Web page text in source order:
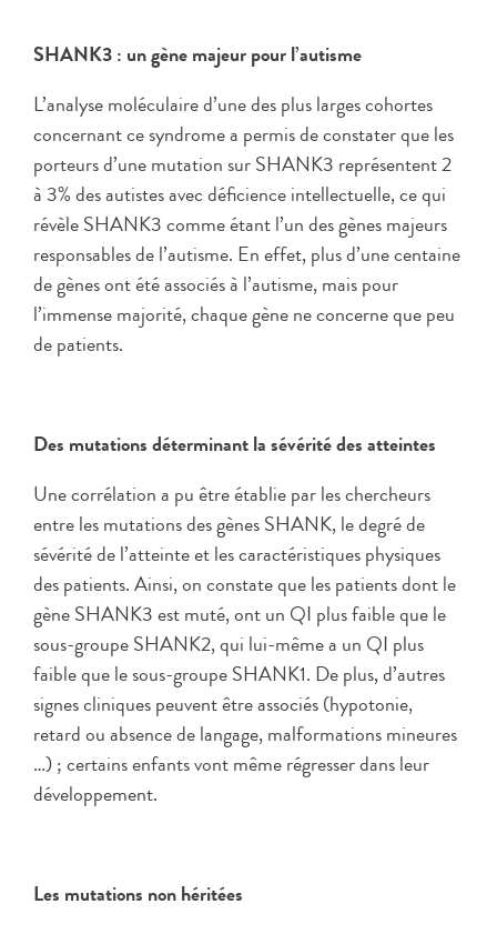
SHANK3 : un gène majeur pour l’autisme
L’analyse moléculaire d’une des plus larges cohortes
concernant ce syndrome a permis de constater que les
porteurs d’une mutation sur SHANK3 représentent 2
à 3% des autistes avec déficience intellectuelle, ce qui
révèle SHANK3 comme étant l’un des gènes majeurs
responsables de l’autisme. En effet, plus d’une centaine
de gènes ont été associés à l’autisme, mais pour
l’immense majorité, chaque gène ne concerne que peu
de patients.
Des mutations déterminant la sévérité des atteintes
Une corrélation a pu être établie par les chercheurs
entre les mutations des gènes SHANK, le degré de
sévérité de l’atteinte et les caractéristiques physiques
des patients. Ainsi, on constate que les patients dont le
gène SHANK3 est muté, ont un QI plus faible que le
sous-groupe SHANK2, qui lui-même a un QI plus
faible que le sous-groupe SHANK1. De plus, d’autres
signes cliniques peuvent être associés (hypotonie,
retard ou absence de langage, malformations mineures
…) ; certains enfants vont même régresser dans leur
développement.
Les mutations non héritées